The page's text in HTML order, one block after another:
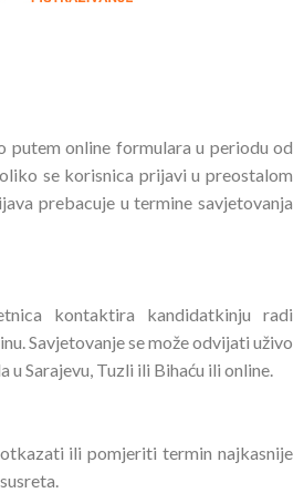
putem online formulara u periodu od
se korisnica prijavi u preostalom
prebacuje u termine savjetovanja
kontaktira kandidatkinju radi
Savjetovanje se može odvijati uživo
u Sarajevu, Tuzli ili Bihaću ili online.
ili pomjeriti termin najkasnije